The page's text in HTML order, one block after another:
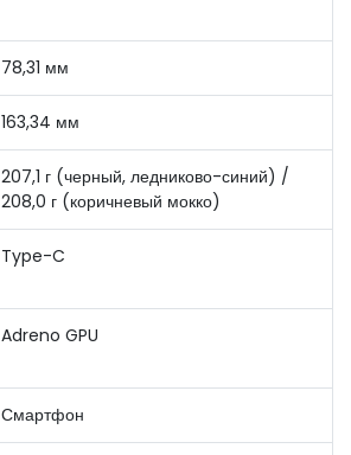
78,31 мм
163,34 мм
207,1 г (черный, ледниково-синий) /
208,0 г (коричневый мокко)
Type-C
Adreno GPU
Смартфон